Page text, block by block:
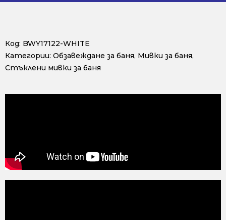
Код: BWY17122-WHITE
Категории: Обзавеждане за баня, Мивки за баня,
Стъклени мивки за баня